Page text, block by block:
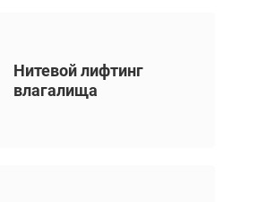
Нитевой лифтинг
влагалища